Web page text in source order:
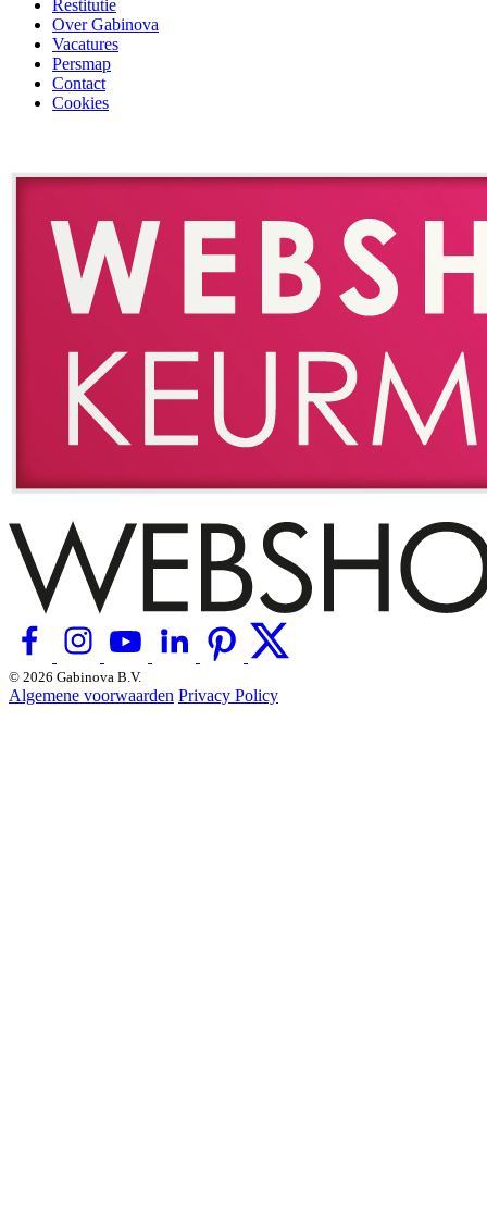
Vacatures
Persmap
Contact
Cookies
© 2026 Gabinova B.V.
Algemene voorwaarden Privacy Policy